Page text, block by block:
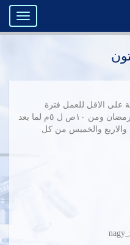
Toggle
على الاقل للعمل فترة
صباحية من ١٠:٣٠ص ل ٥:٣٠م فى رمضان ومن ١٠ص ل ٥م لما بعد
والاربع والخميس من كل